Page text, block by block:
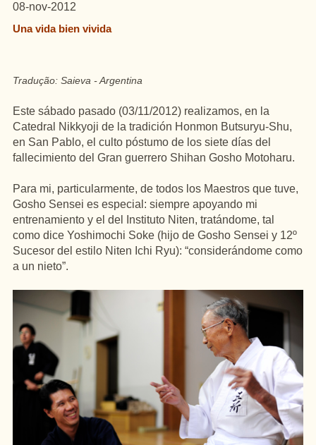
08-nov-2012
Una vida bien vivida
Tradução: Saieva - Argentina
Este sábado pasado (03/11/2012) realizamos, en la
Catedral Nikkyoji de la tradición Honmon Butsuryu-Shu,
en San Pablo, el culto póstumo de los siete días del
fallecimiento del Gran guerrero Shihan Gosho Motoharu.
Para mi, particularmente, de todos los Maestros que tuve,
Gosho Sensei es especial: siempre apoyando mi
entrenamiento y el del Instituto Niten, tratándome, tal
como dice Yoshimochi Soke (hijo de Gosho Sensei y 12º
Sucesor del estilo Niten Ichi Ryu): “considerándome como
a un nieto”.